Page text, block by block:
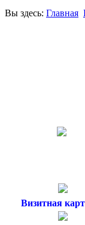
Вы здесь: Главная
Визитная